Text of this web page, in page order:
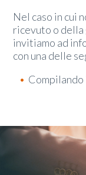
Nel caso in cui
ricevuto o della
invitiamo ad
con una delle